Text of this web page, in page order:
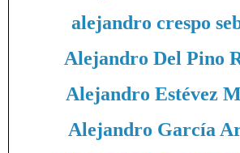
alejandro crespo
Alejandro Del Pino
Alejandro Estévez
Alejandro García